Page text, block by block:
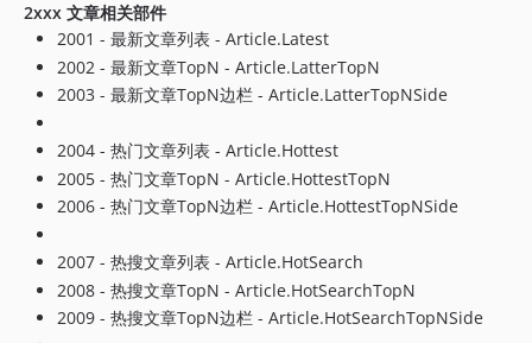
2.4.7
2.4.6
2.4.5
2.4.3
2.4.2
2.4.1
2.4.0
2.3.4
2.3.3
2.3.2
2xxx 文章相关部件
2001 - 最新文章列表 - Article.Latest
2002 - 最新文章TopN - Article.LatterTopN
2003 - 最新文章TopN边栏 - Article.LatterTopNSide
2004 - 热门文章列表 - Article.Hottest
2005 - 热门文章TopN - Article.HottestTopN
2006 - 热门文章TopN边栏 - Article.HottestTopNSide
2007 - 热搜文章列表 - Article.HotSearch
2008 - 热搜文章TopN - Article.HotSearchTopN
2009 - 热搜文章TopN边栏 - Article.HotSearchTopNSide